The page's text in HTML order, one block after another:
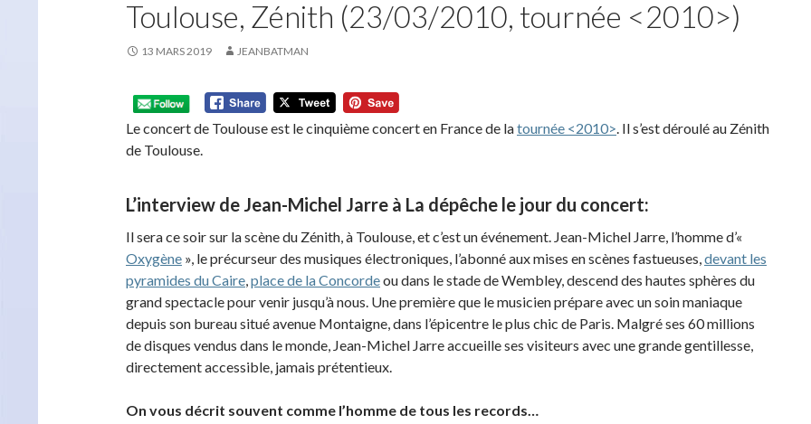
Toulouse, Zénith (23/03/2010, tournée <2010>)
13 MARS 2019 JEANBATMAN
Le concert de Toulouse est le cinquième concert en France de latournée <2010>. Il s’est déroulé au Zénith
de Toulouse.
L’interview de Jean-Michel Jarre à La dépêche le jour du concert:
Il sera ce soir sur la scène du Zénith, à Toulouse, et c’est un événement. Jean-Michel Jarre, l’homme d’«
Oxygène », le précurseur des musiques électroniques, l’abonné aux mises en scènes fastueuses,devant les
pyramides du Caire,place de la Concordeou dans le stade de Wembley, descend des hautes sphères du
grand spectacle pour venir jusqu’à nous. Une première que le musicien prépare avec un soin maniaque
depuis son bureau situé avenue Montaigne, dans l’épicentre le plus chic de Paris. Malgré ses 60 millions
de disques vendus dans le monde, Jean-Michel Jarre accueille ses visiteurs avec une grande gentillesse,
directement accessible, jamais prétentieux.
On vous décrit souvent comme l’homme de tous les records…